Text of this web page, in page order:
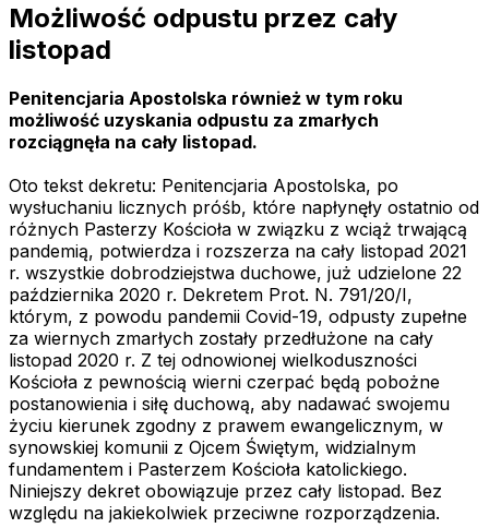
Możliwość odpustu przez cały
listopad
Penitencjaria Apostolska również w tym roku
możliwość uzyskania odpustu za zmarłych
rozciągnęła na cały listopad.
Oto tekst dekretu: Penitencjaria Apostolska, po
wysłuchaniu licznych próśb, które napłynęły ostatnio od
różnych Pasterzy Kościoła w związku z wciąż trwającą
pandemią, potwierdza i rozszerza na cały listopad 2021
r. wszystkie dobrodziejstwa duchowe, już udzielone 22
października 2020 r. Dekretem Prot. N. 791/20/I,
którym, z powodu pandemii Covid-19, odpusty zupełne
za wiernych zmarłych zostały przedłużone na cały
listopad 2020 r. Z tej odnowionej wielkoduszności
Kościoła z pewnością wierni czerpać będą pobożne
postanowienia i siłę duchową, aby nadawać swojemu
życiu kierunek zgodny z prawem ewangelicznym, w
synowskiej komunii z Ojcem Świętym, widzialnym
fundamentem i Pasterzem Kościoła katolickiego.
Niniejszy dekret obowiązuje przez cały listopad. Bez
względu na jakiekolwiek przeciwne rozporządzenia.